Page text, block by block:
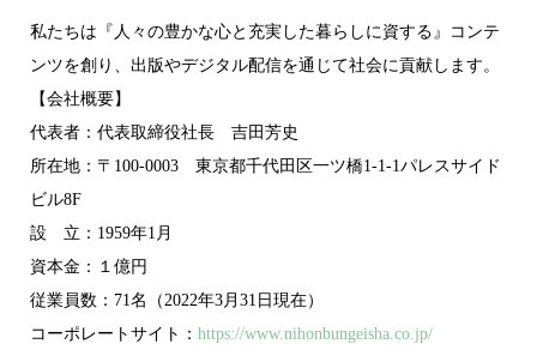
私たちは『人々の豊かな心と充実した暮らしに資する』コンテ
ンツを創り、出版やデジタル配信を通じて社会に貢献します。
【会社概要】
代表者：代表取締役社長 吉田芳史
所在地：〒100-0003 東京都千代田区一ツ橋1-1-1パレスサイド
ビル8F
設 立：1959年1月
資本金：１億円
従業員数：71名（2022年3月31日現在）
コーポレートサイト： https://www.nihonbungeisha.co.jp/